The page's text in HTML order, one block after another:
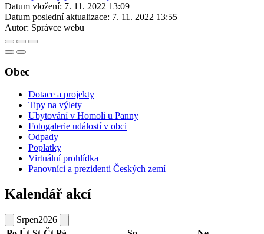
Datum vložení: 7. 11. 2022 13:09
Datum poslední aktualizace: 7. 11. 2022 13:55
Autor: Správce webu
Obec
Dotace a projekty
Tipy na výlety
Ubytování v Homoli u Panny
Fotogalerie událostí v obci
Odpady
Poplatky
Virtuální prohlídka
Panovníci a prezidenti Českých zemí
Kalendář akcí
Srpen2026